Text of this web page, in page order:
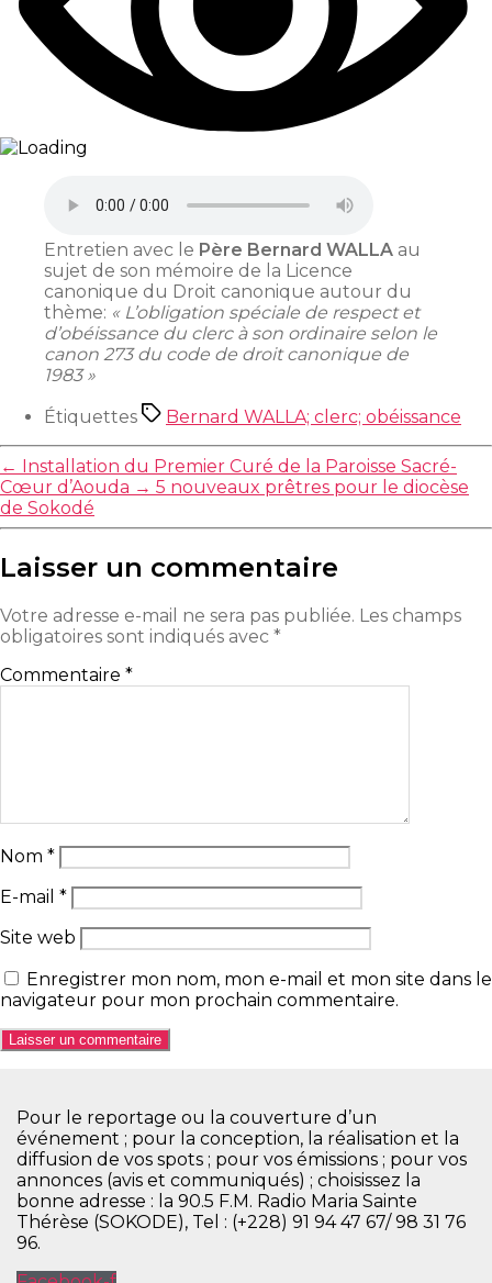
Entretien avec le Père Bernard WALLA au
sujet de son mémoire de la Licence
canonique du Droit canonique autour du
thème: « L’obligation spéciale de respect et
d’obéissance du clerc à son ordinaire selon le
canon 273 du code de droit canonique de
1983 »
Étiquettes
Bernard WALLA; clerc; obéissance
← Installation du Premier Curé de la Paroisse Sacré-
Cœur d’Aouda → 5 nouveaux prêtres pour le diocèse
de Sokodé
Laisser un commentaire
Votre adresse e-mail ne sera pas publiée. Les champs
obligatoires sont indiqués avec *
Commentaire *
Nom *
E-mail *
Site web
Enregistrer mon nom, mon e-mail et mon site dans le
navigateur pour mon prochain commentaire.
Pour le reportage ou la couverture d’un
événement ; pour la conception, la réalisation et la
diffusion de vos spots ; pour vos émissions ; pour vos
annonces (avis et communiqués) ; choisissez la
bonne adresse : la 90.5 F.M. Radio Maria Sainte
Thérèse (SOKODE), Tel : (+228) 91 94 47 67/ 98 31 76
96.